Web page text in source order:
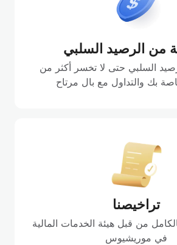
من الرصيد السلبي
السلبي حتى لا تخسر أكثر من
بك والتداول مع بال مرتاح
تراخيصنا
من قبل هيئة الخدمات المالية
في موريشيوس